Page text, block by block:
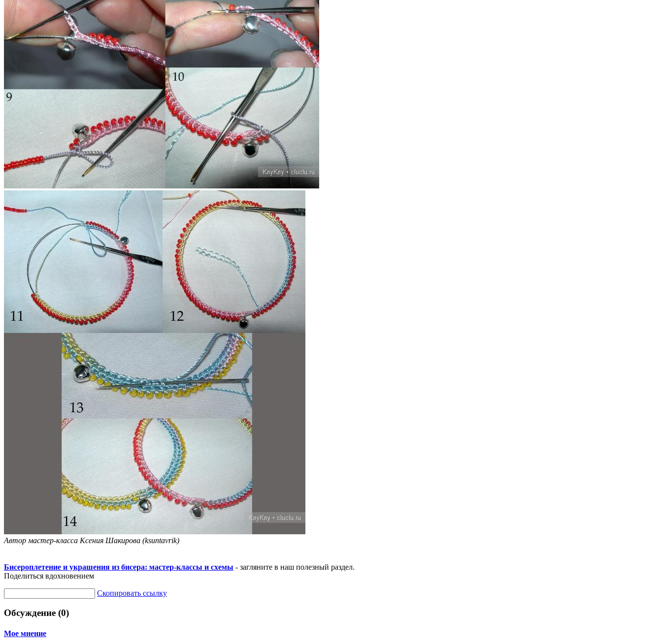
Автор мастер-класса Ксения Шакирова (ksuntavrik)
Бисероплетение и украшения из бисера: мастер-классы и схемы - загляните в наш полезный раздел.
Поделиться вдохновением
Скопировать ссылку
Обсуждение (0)
Мое мнение